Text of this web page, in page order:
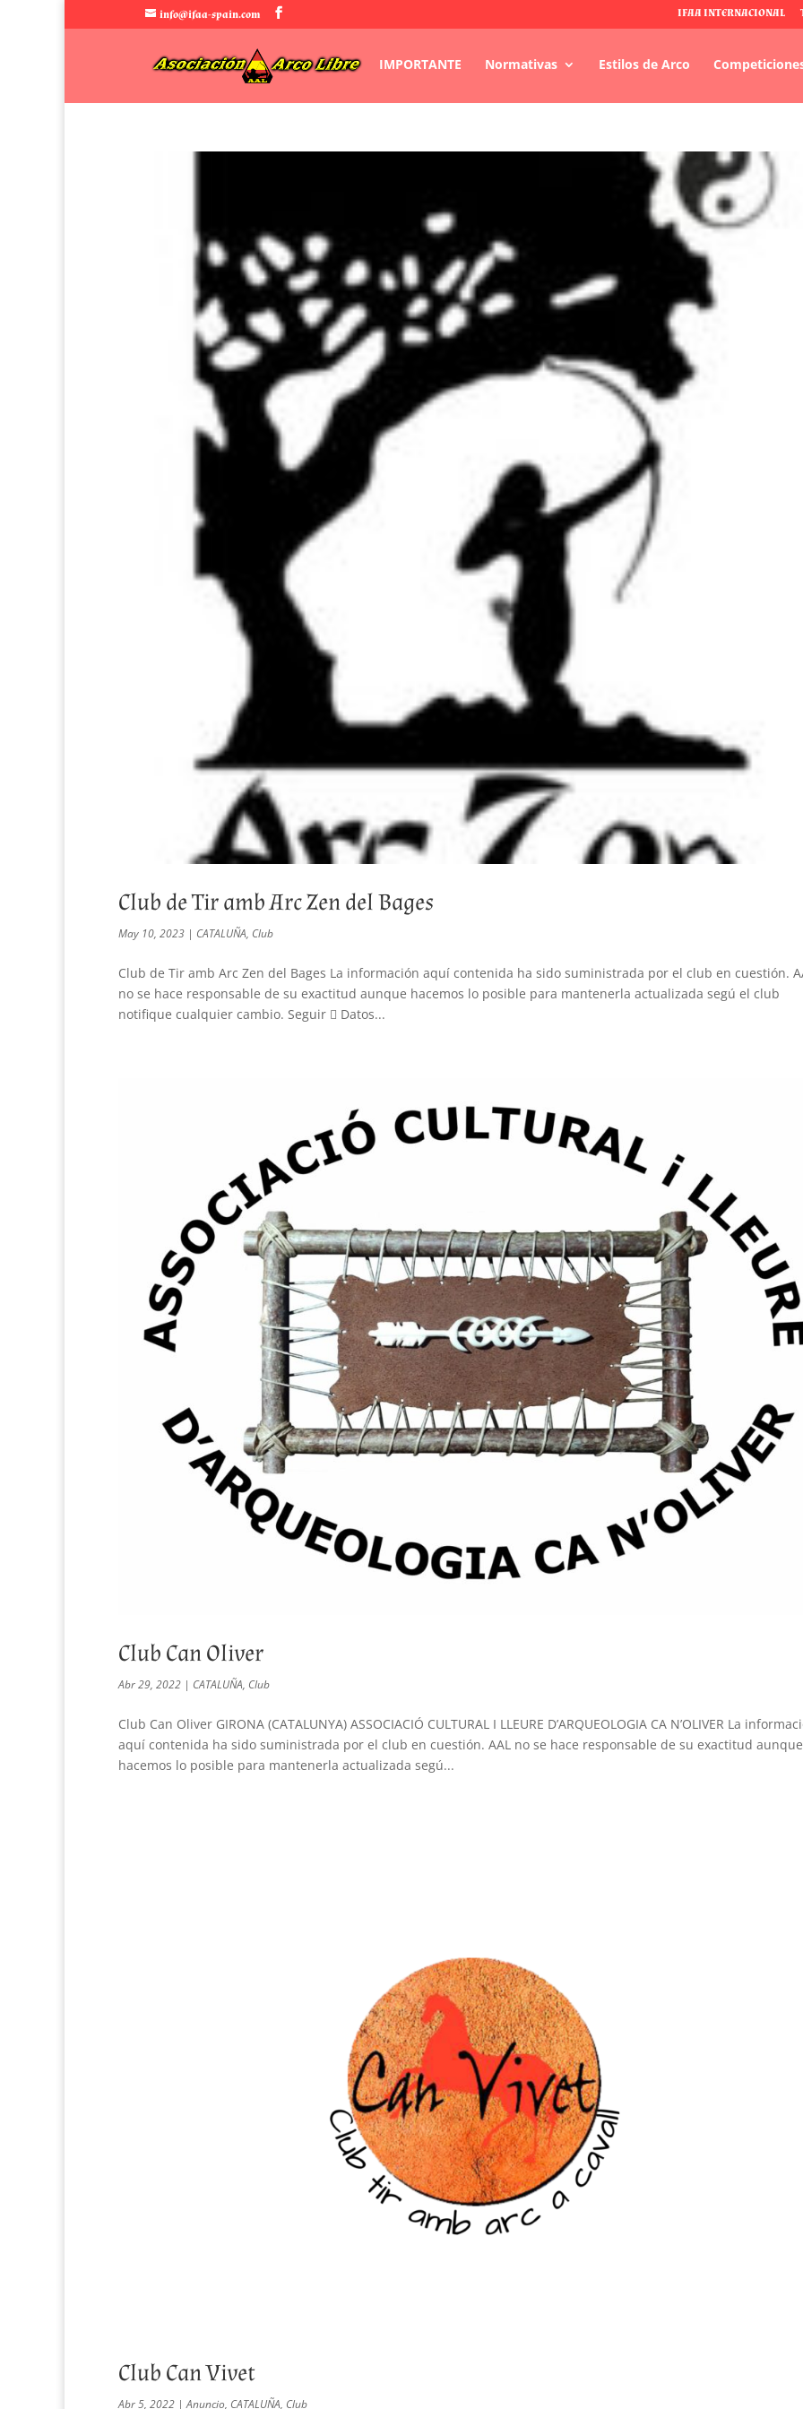
info@ifaa-spain.com IFAA INTERNACIONAL
IMPORTANTE Normativas Estilos de Arco
Club de Tir amb Arc Zen del Bages
May 10, 2023 | CATALUÑA, Club
Club de Tir amb Arc Zen del Bages La información aquí contenida ha sido suministrada por el club en cuestión.
no se hace responsable de su exactitud aunque hacemos lo posible para mantenerla actualizada segú el club
notifique cualquier cambio. Seguir  Datos...
Club Can Oliver
Abr 29, 2022 | CATALUÑA, Club
Club Can Oliver GIRONA (CATALUNYA) ASSOCIACIÓ CULTURAL I LLEURE D’ARQUEOLOGIA CA N’OLIVER La
aquí contenida ha sido suministrada por el club en cuestión. AAL no se hace responsable de su exactitud aunque
hacemos lo posible para mantenerla actualizada segú...
Club Can Vivet
Abr 5, 2022 |Anuncio, CATALUÑA, Club